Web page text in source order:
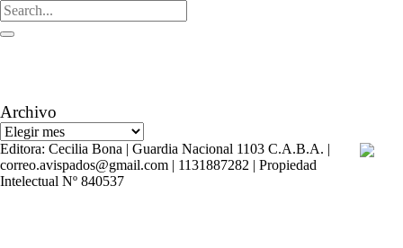
Archivo
Archivo
Editora: Cecilia Bona | Guardia Nacional 1103 C.A.B.A. |
correo.avispados@gmail.com | 1131887282 | Propiedad
Intelectual Nº 840537